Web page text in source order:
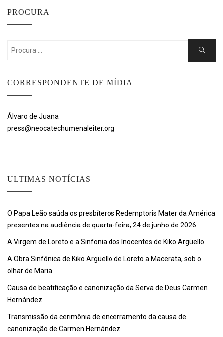
PROCURA
Search
Search
CORRESPONDENTE DE MÍDIA
Álvaro de Juana
press@neocatechumenaleiter.org
ULTIMAS NOTÍCIAS
O Papa Leão saúda os presbíteros Redemptoris Mater da América
presentes na audiência de quarta-feira, 24 de junho de 2026
A Virgem de Loreto e a Sinfonia dos Inocentes de Kiko Argüello
A Obra Sinfônica de Kiko Argüello de Loreto a Macerata, sob o
olhar de Maria
Causa de beatificação e canonização da Serva de Deus Carmen
Hernández
Transmissão da cerimônia de encerramento da causa de
canonização de Carmen Hernández